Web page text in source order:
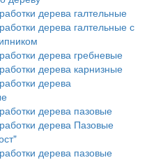
дерева галтельные
дерева галтельные с
дерева гребневые
дерева карнизные
дерева
дерева пазовые
дерева Пазовые
дерева пазовые